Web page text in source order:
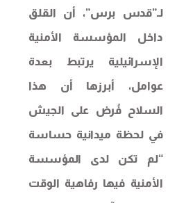
لـ”قدس برس”، أن القلق
داخل المؤسسة الأمنية
الإسرائيلية يرتبط بعدة
عوامل، أبرزها أن هذا
السلاح فُرض على الجيش
في لحظة ميدانية حساسة
“لم تكن لدى المؤسسة
الأمنية فيها رفاهية الوقت